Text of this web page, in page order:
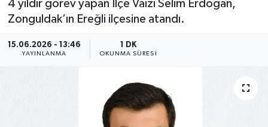
4 yıldır görev yapan İlçe Vaizi Selim Erdoğan,
Zonguldak’ın Ereğli ilçesine atandı.
15.06.2026 - 13:46
YAYINLANMA
1 DK
OKUNMA SÜRESI
Çatalzeytin Haberleri
Cide Haberleri
Devrekani Haberleri